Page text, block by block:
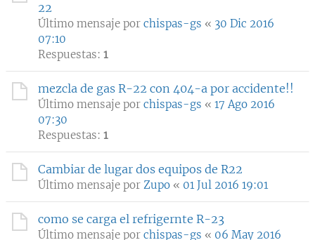
22
Último mensaje por chispas-gs « 30 Dic 2016
07:10
Respuestas: 1
mezcla de gas R-22 con 404-a por accidente!!
Último mensaje por chispas-gs « 17 Ago 2016
07:30
Respuestas: 1
Cambiar de lugar dos equipos de R22
Último mensaje por Zupo « 01 Jul 2016 19:01
como se carga el refrigernte R-23
Último mensaje por chispas-gs « 06 May 2016